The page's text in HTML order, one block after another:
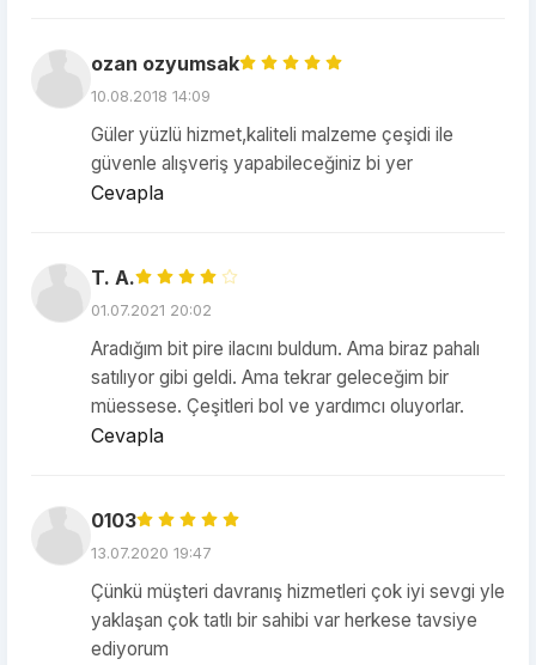
ozan ozyumsak
10.08.2018 14:09
Güler yüzlü hizmet,kaliteli malzeme çeşidi ile
güvenle alışveriş yapabileceğiniz bi yer
Cevapla
T. A.
01.07.2021 20:02
Aradığım bit pire ilacını buldum. Ama biraz pahalı
satılıyor gibi geldi. Ama tekrar geleceğim bir
müessese. Çeşitleri bol ve yardımcı oluyorlar.
Cevapla
0103
13.07.2020 19:47
Çünkü müşteri davranış hizmetleri çok iyi sevgi yle
yaklaşan çok tatlı bir sahibi var herkese tavsiye
ediyorum